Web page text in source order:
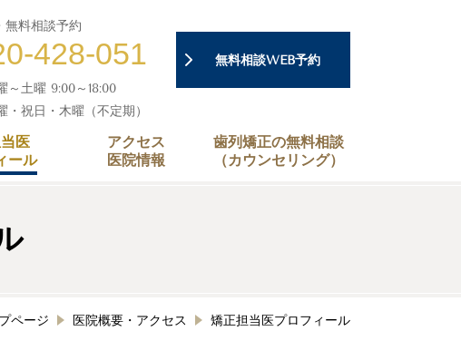
無料相談予約
428-051
～土曜 9:00～18:00
・祝日・木曜（不定期）
無料相談WEB予約
医
ール
アクセス
医院情報
歯列矯正の無料相談
（カウンセリング）
ページ 医院概要・アクセス 矯正担当医プロフィール